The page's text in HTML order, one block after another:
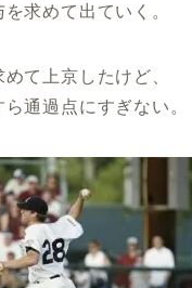
求めて出ていく。
て上京したけど、
通過点にすぎない。